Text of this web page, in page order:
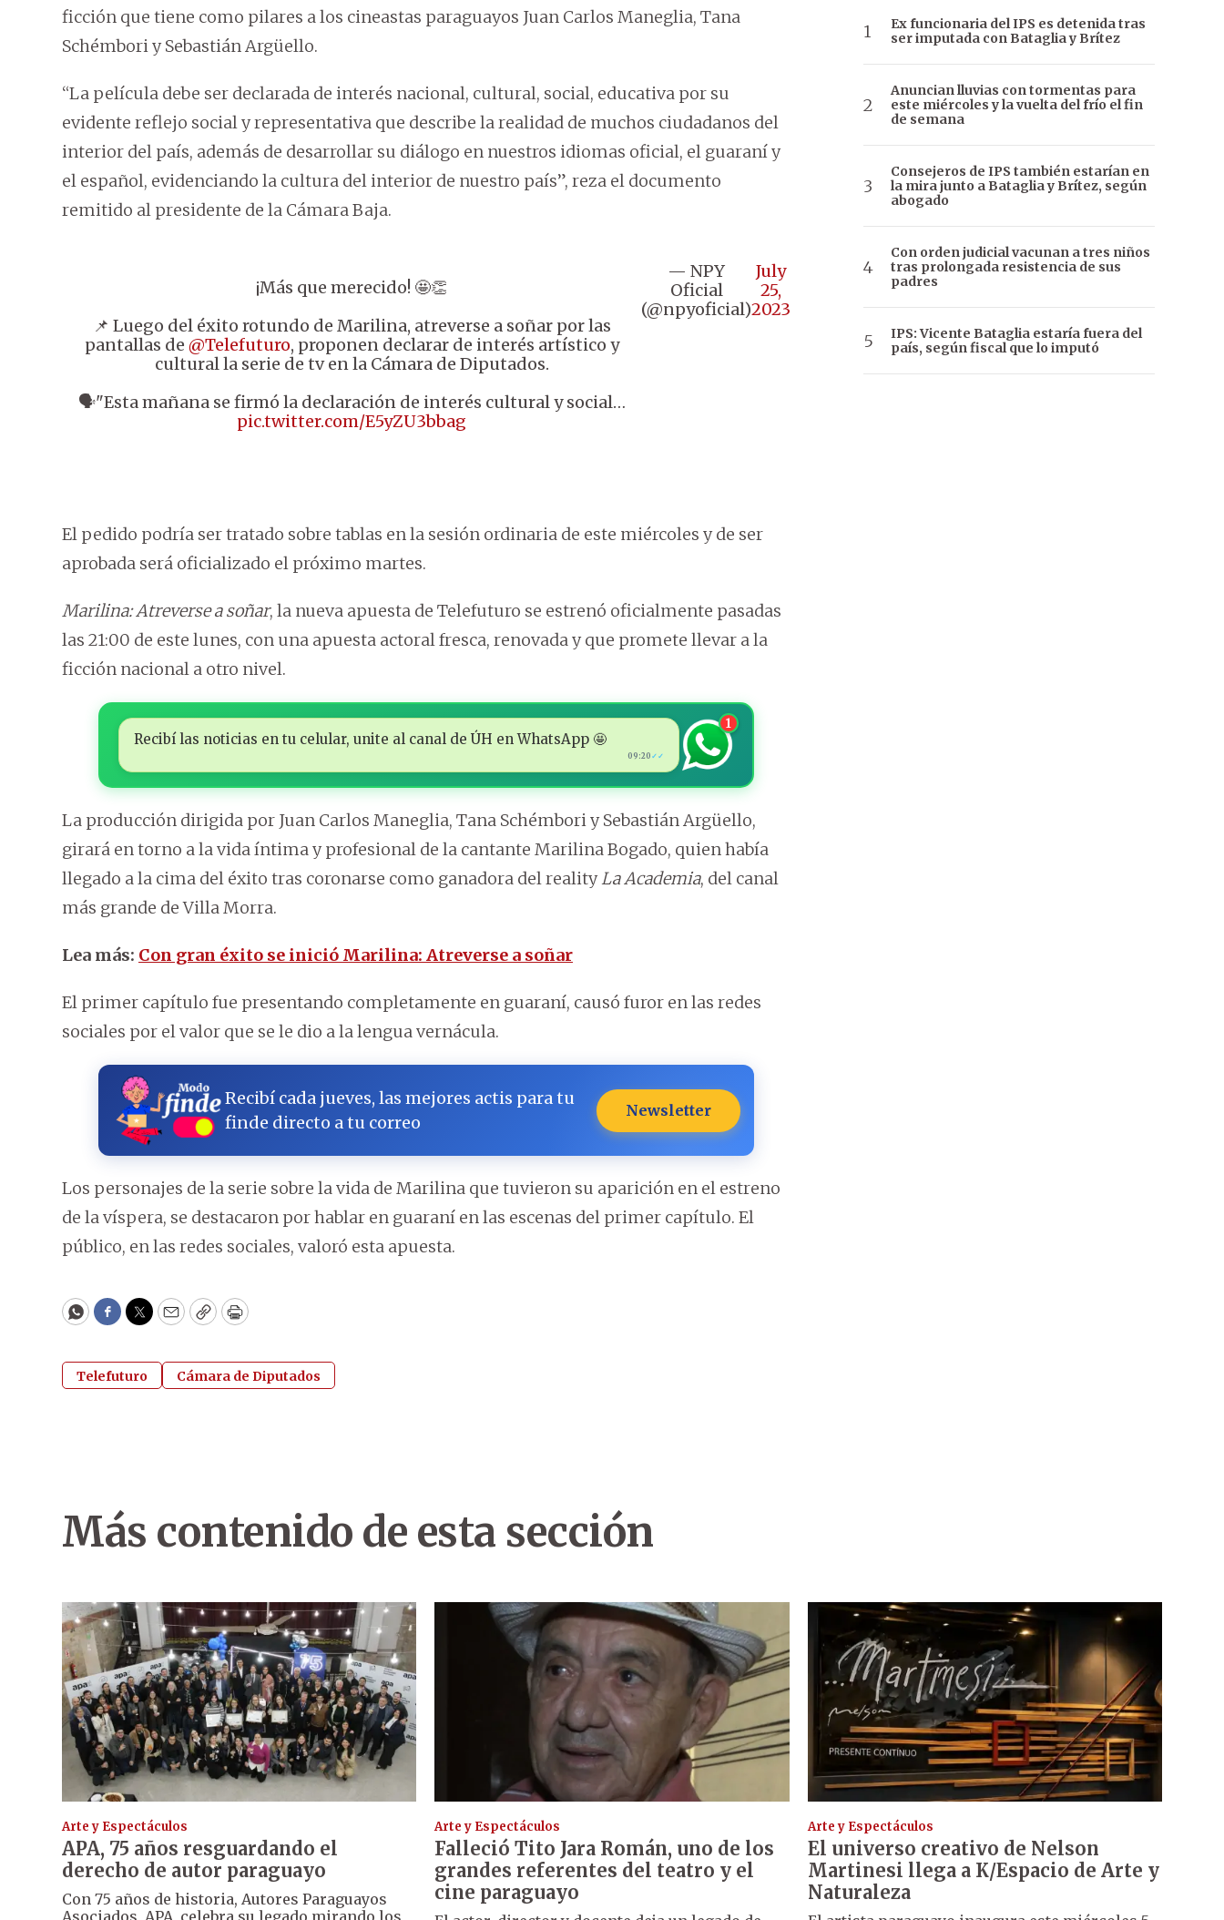
ficción que tiene como pilares a los cineastas paraguayos Juan Carlos Maneglia, Tana
Schémbori y Sebastián Argüello.
“La película debe ser declarada de interés nacional, cultural, social, educativa por su
evidente reflejo social y representativa que describe la realidad de muchos ciudadanos del
interior del país, además de desarrollar su diálogo en nuestros idiomas oficial, el guaraní y
el español, evidenciando la cultura del interior de nuestro país”, reza el documento
remitido al presidente de la Cámara Baja.
¡Más que merecido! 🤩👏
📌 Luego del éxito rotundo de Marilina, atreverse a soñar por las
pantallas de @Telefuturo, proponen declarar de interés artístico y
cultural la serie de tv en la Cámara de Diputados.
🗣️"Esta mañana se firmó la declaración de interés cultural y social…
pic.twitter.com/E5yZU3bbag
— NPY
Oficial
(@npyoficial)
July
25,
2023
El pedido podría ser tratado sobre tablas en la sesión ordinaria de este miércoles y de ser
aprobada será oficializado el próximo martes.
Marilina: Atreverse a soñar, la nueva apuesta de Telefuturo se estrenó oficialmente pasadas
las 21:00 de este lunes, con una apuesta actoral fresca, renovada y que promete llevar a la
ficción nacional a otro nivel.
Recibí las noticias en tu celular, unite al canal de ÚH en WhatsApp 🤩
09:20 ✓✓
1
La producción dirigida por Juan Carlos Maneglia, Tana Schémbori y Sebastián Argüello,
girará en torno a la vida íntima y profesional de la cantante Marilina Bogado, quien había
llegado a la cima del éxito tras coronarse como ganadora del realityLa Academia, del canal
más grande de Villa Morra.
Lea más: Con gran éxito se inició Marilina: Atreverse a soñar
El primer capítulo fue presentando completamente en guaraní, causó furor en las redes
sociales por el valor que se le dio a la lengua vernácula.
Recibí cada jueves, las mejores actis para tu
finde directo a tu correo
Newsletter
Los personajes de la serie sobre la vida de Marilina que tuvieron su aparición en el estreno
de la víspera, se destacaron por hablar en guaraní en las escenas del primer capítulo. El
público, en las redes sociales, valoró esta apuesta.
WhatsApp
Facebook
Twitter
EmailCopyPrint
Telefuturo Cámara de Diputados
Ex funcionaria del IPS es detenida tras
ser imputada con Bataglia y Brítez
Anuncian lluvias con tormentas para
este miércoles y la vuelta del frío el fin
de semana
Consejeros de IPS también estarían en
la mira junto a Bataglia y Brítez, según
abogado
Con orden judicial vacunan a tres niños
tras prolongada resistencia de sus
padres
IPS: Vicente Bataglia estaría fuera del
país, según fiscal que lo imputó
Más contenido de esta sección
Arte y Espectáculos
APA, 75 años resguardando el
derecho de autor paraguayo
Con 75 años de historia, Autores Paraguayos
Arte y Espectáculos
Falleció Tito Jara Román, uno de los
grandes referentes del teatro y el
cine paraguayo
Arte y Espectáculos
El universo creativo de Nelson
Martinesi llega a K/Espacio de Arte y
Naturaleza